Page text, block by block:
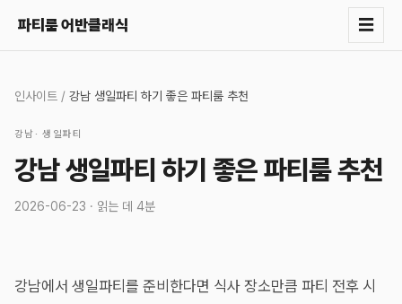
파티룸 어반클래식 ☰
인사이트 / 강남 생일파티 하기 좋은 파티룸 추천
강남 ·생일파티
강남 생일파티 하기 좋은 파티룸 추천
2026-06-23 · 읽는 데 4분
강남에서 생일파티를 준비한다면 식사 장소만큼 파티 전후 시